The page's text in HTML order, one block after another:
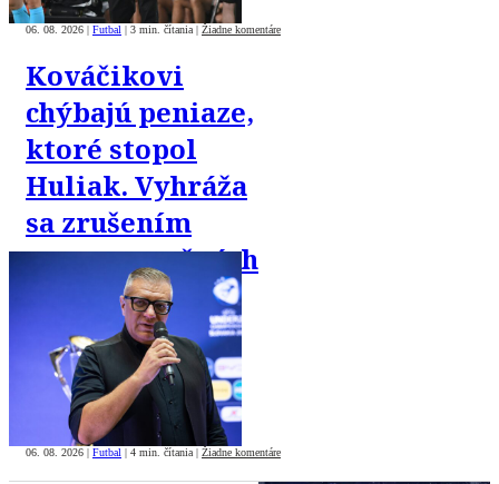
06. 08. 2026 | Futbal | 3 min. čítania | Žiadne komentáre
Kováčikovi
chýbajú peniaze,
ktoré stopol
Huliak. Vyhráža
sa zrušením
reprezentačných
zápasov
06. 08. 2026 Futbal 4 min. čítania Žiadne komentáre